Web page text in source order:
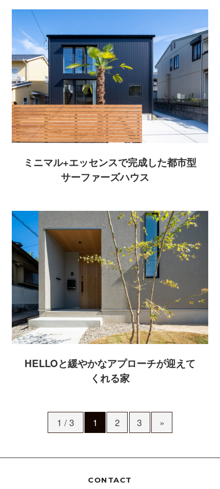
ミニマル+エッセンスで完成した都市型
サーファーズハウス
HELLOと緩やかなアプローチが迎えて
くれる家
1 / 3 1 2 3 »
CONTACT